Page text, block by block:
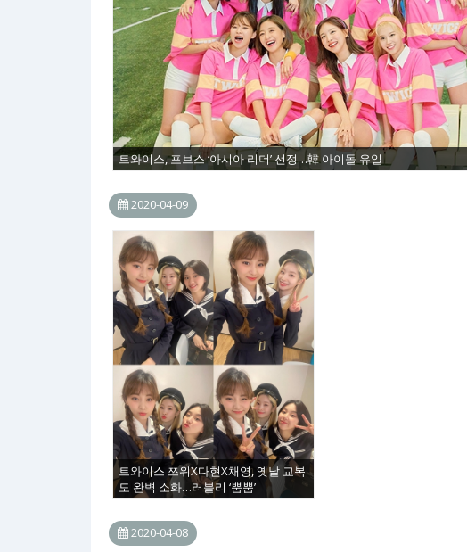
트와이스, 포브스 ‘아시아 리더’ 선정…韓 아이돌 유일
2020-04-09
트와이스 쯔위X다현X채영, 옛날 교복
도 완벽 소화…러블리 ‘뿜뿜’
2020-04-08